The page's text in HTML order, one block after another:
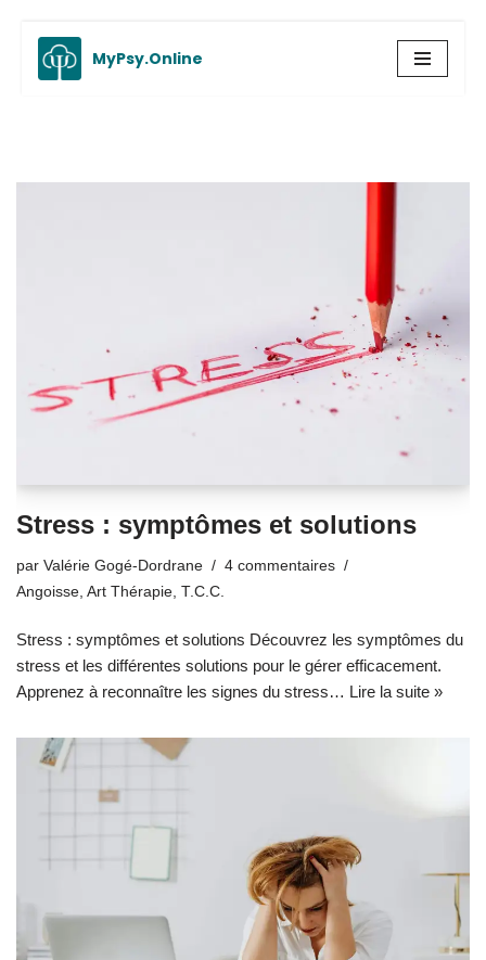
Aller
au
MyPsy.Online
Stress : symptômes et solutions
par Valérie Gogé-Dordrane
4 commentaires
Angoisse Art Thérapie T.C.C.
Stress : symptômes et solutions Découvrez les symptômes du
stress et les différentes solutions pour le gérer efficacement.
Apprenez à reconnaître les signes du stress… Lire la suite »